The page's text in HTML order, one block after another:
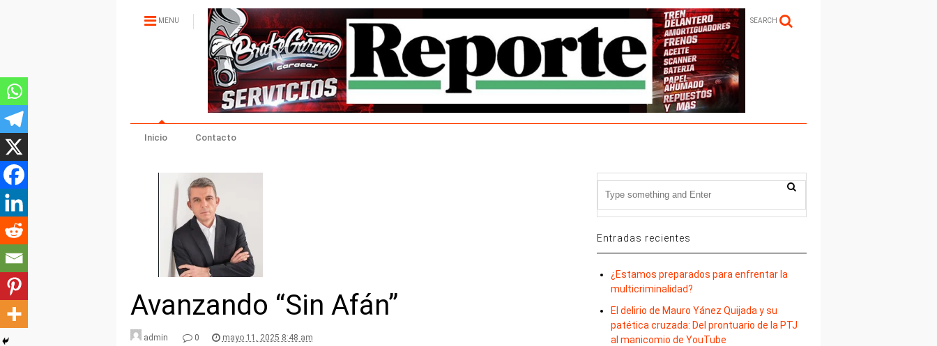
MENU SEARCH
Inicio Contacto
Avanzando “Sin Afán”
admin 0 mayo 11, 2025 8:48 am
Entradas recientes
¿Estamos preparados para enfrentar la
multicriminalidad?
El delirio de Mauro Yánez Quijada y su
patética cruzada: Del prontuario de la PTJ
al manicomio de YouTube